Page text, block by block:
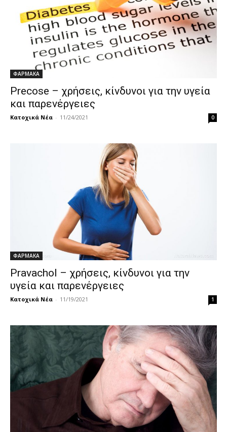
ΦΑΡΜΑΚΑ
Precose – χρήσεις, κίνδυνοι για την υγεία
και παρενέργειες
Κατοχικά Νέα - 11/24/2021 0
ΦΑΡΜΑΚΑ
Pravachol – χρήσεις, κίνδυνοι για την
υγεία και παρενέργειες
Κατοχικά Νέα - 11/19/2021 1